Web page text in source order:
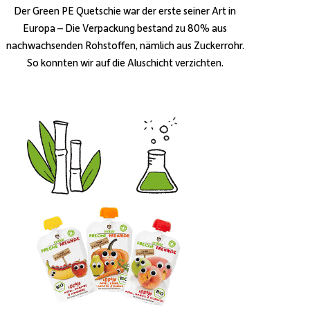
Der Green PE Quetschie war der erste seiner Art in
Europa – Die Verpackung bestand zu 80% aus
nachwachsenden Rohstoffen, nämlich aus Zuckerrohr.
So konnten wir auf die Aluschicht verzichten.